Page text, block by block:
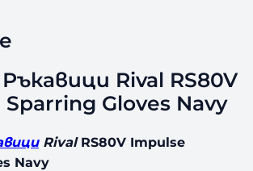
Rival RS80V
Gloves Navy
RivalRS80V Impulse
Navy